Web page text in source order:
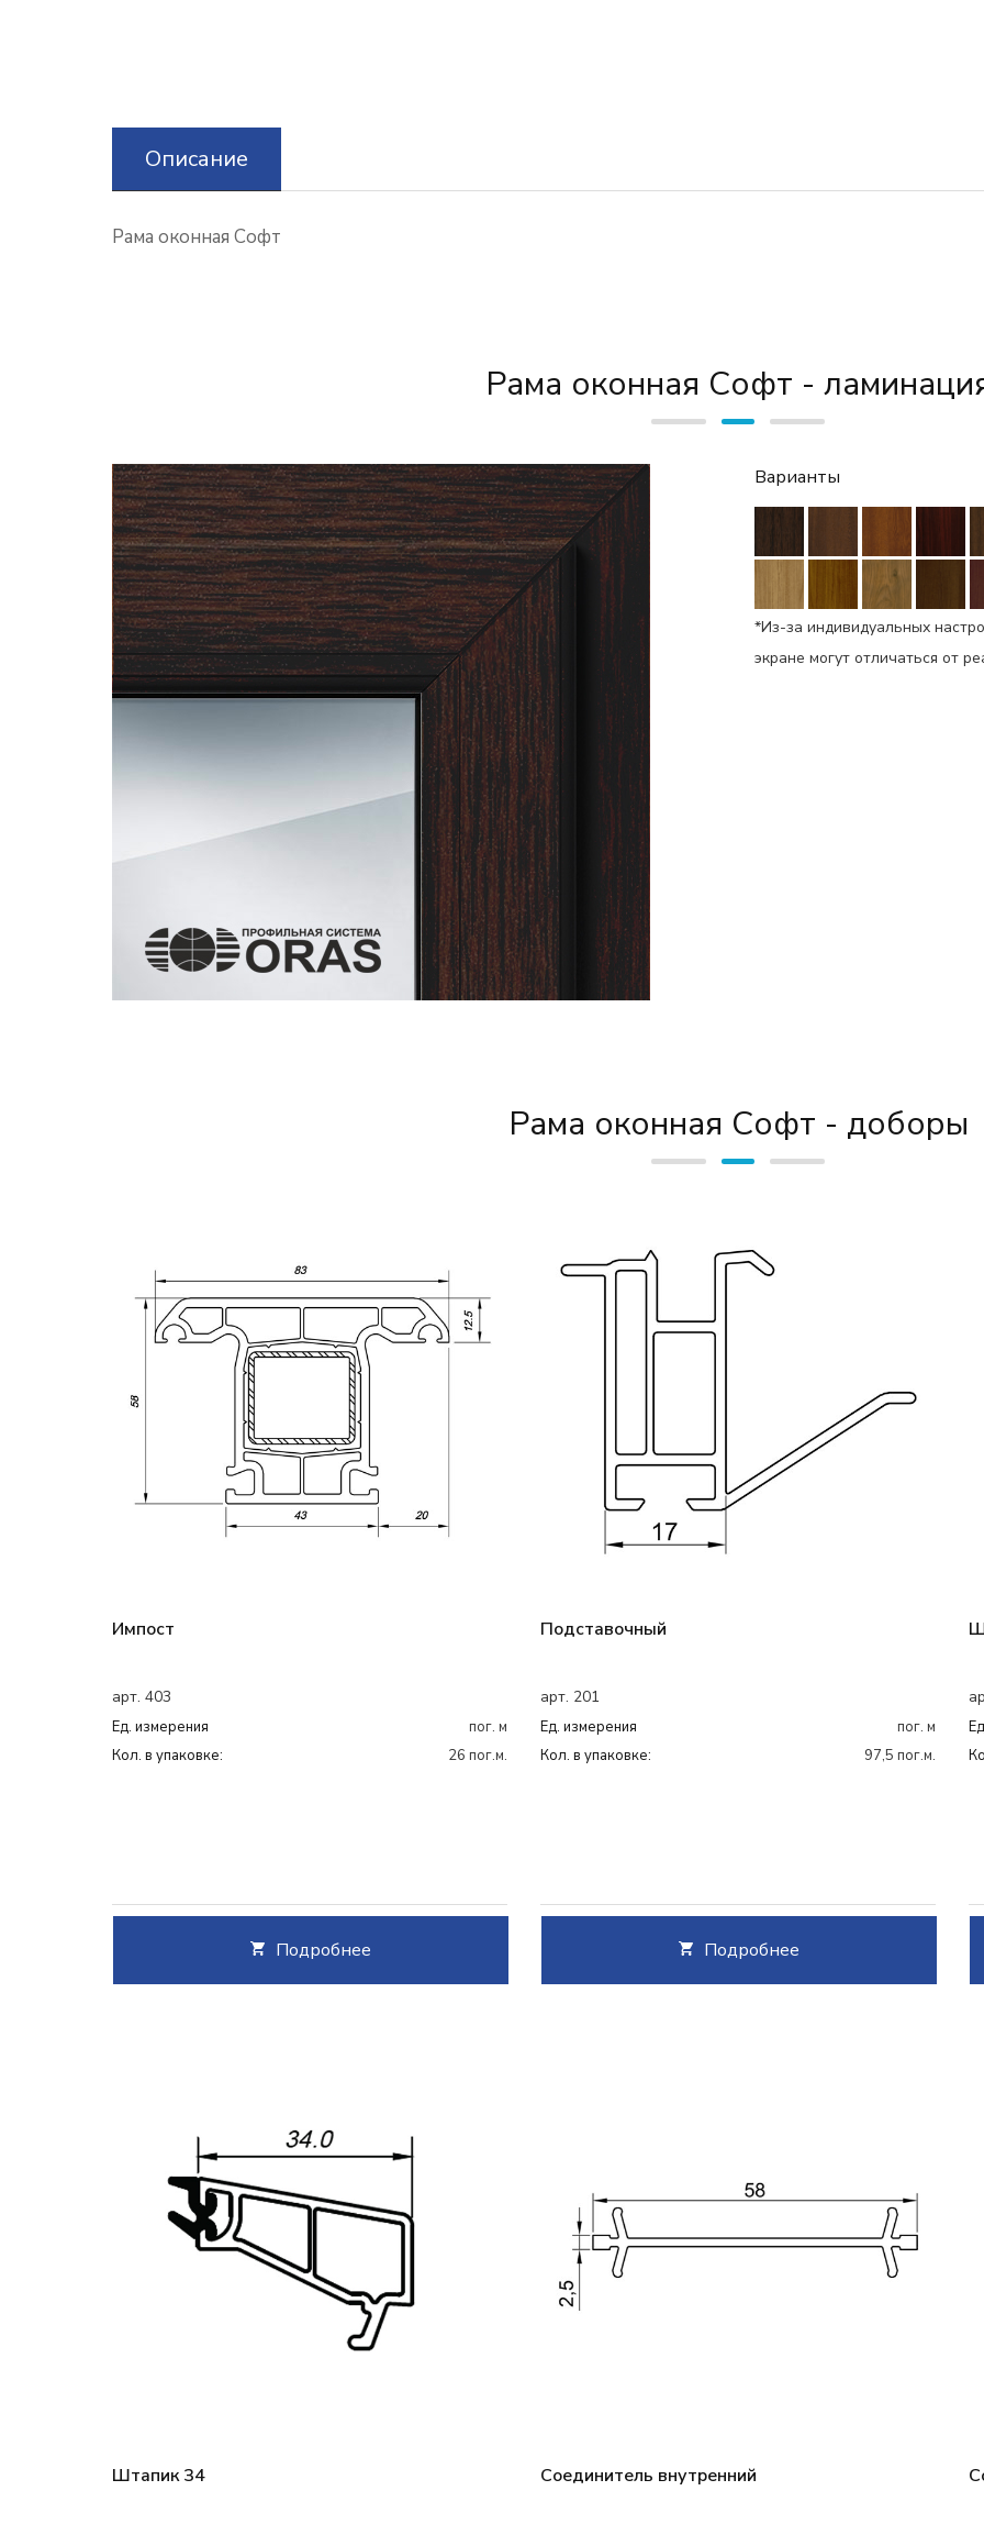
Описание
Рама оконная Софт
Рама оконная Софт -
Варианты
*Из-за индивидуальных
экране могут отличаться от
Рама оконная Софт - доборы
Импост
арт. 403
Ед. измерения
пог. м
Кол. в упаковке:
26 пог.м.
Подробнее
Подставочный
арт. 201
Ед. измерения
пог. м
Кол. в упаковке:
97,5 пог.м.
Подробнее
Штапик 34 Соединитель внутренний